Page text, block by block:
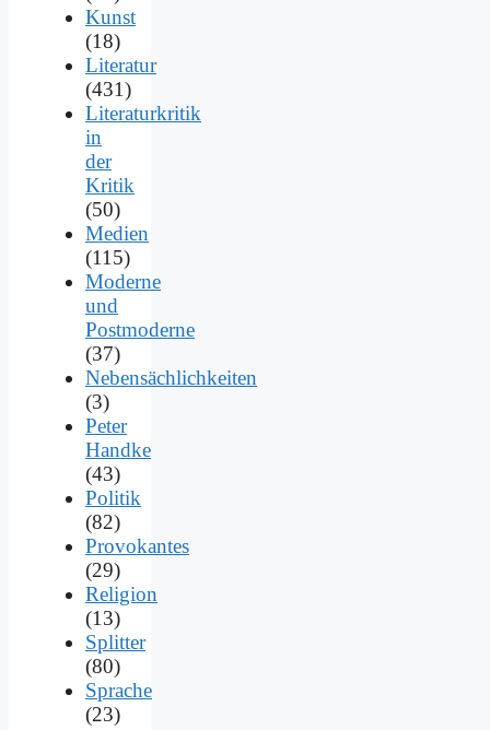
Kunst
(18)
Literatur
(431)
Literaturkritik
in
der
Kritik
(50)
Medien
(115)
Moderne
und
Postmoderne
(37)
Nebensächlichkeiten
(3)
Peter
Handke
(43)
Politik
(82)
Provokantes
(29)
Religion
(13)
Splitter
(80)
Sprache
(23)